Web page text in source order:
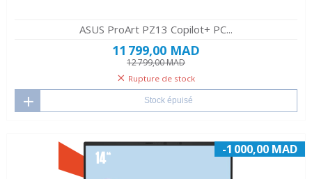
ASUS ProArt PZ13 Copilot+ PC...
11 799,00 MAD
12 799,00 MAD
Rupture de stock
Stock épuisé
-1 000,00 MAD